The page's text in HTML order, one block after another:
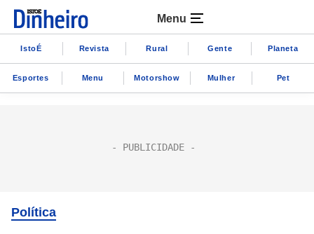
Menu
IstoÉ Revista Rural Gente Planeta
Esportes Menu Motorshow Mulher Pet
Política